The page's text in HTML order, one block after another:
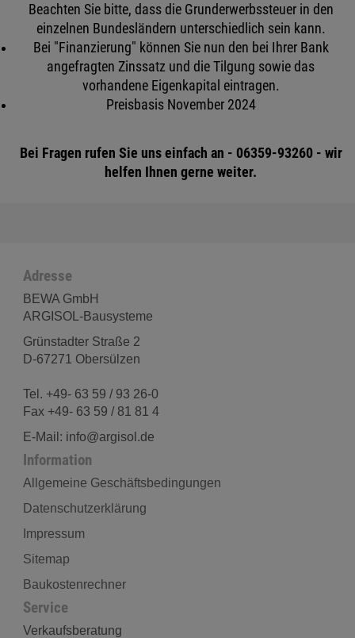
Beachten Sie bitte, dass die Grunderwerbssteuer in den
einzelnen Bundesländern unterschiedlich sein kann.
Bei "Finanzierung" können Sie nun den bei Ihrer Bank
angefragten Zinssatz und die Tilgung sowie das
vorhandene Eigenkapital eintragen.
Preisbasis November 2024
Bei Fragen rufen Sie uns einfach an - 06359-93260 - wir
helfen Ihnen gerne weiter.
Adresse
BEWA GmbH
ARGISOL-Bausysteme
Grünstadter Straße 2
D-67271 Obersülzen
Tel. +49- 63 59 / 93 26-0
Fax +49- 63 59 / 81 81 4
E-Mail: info@argisol.de
Information
Allgemeine Geschäftsbedingungen
Datenschutzerklärung
Impressum
Sitemap
Baukostenrechner
Service
Verkaufsberatung